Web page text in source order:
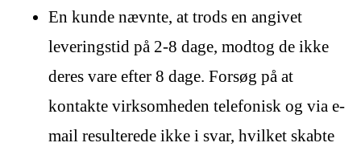
En kunde nævnte, at trods en angivet
leveringstid på 2-8 dage, modtog de ikke
deres vare efter 8 dage. Forsøg på at
kontakte virksomheden telefonisk og via e-
mail resulterede ikke i svar, hvilket skabte